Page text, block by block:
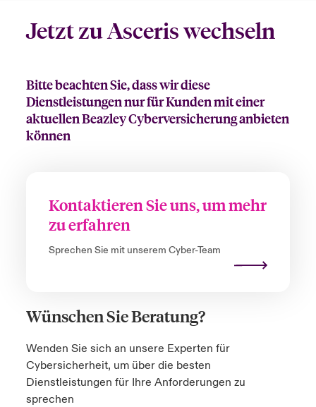
Jetzt zu Asceris wechseln
Bitte beachten Sie, dass wir diese
Dienstleistungen nur für Kunden mit einer
aktuellen Beazley Cyberversicherung anbieten
können
Kontaktieren Sie uns, um mehr
zu erfahren
Sprechen Sie mit unserem Cyber-Team
Wünschen Sie Beratung?
Wenden Sie sich an unsere Experten für
Cybersicherheit, um über die besten
Dienstleistungen für Ihre Anforderungen zu
sprechen